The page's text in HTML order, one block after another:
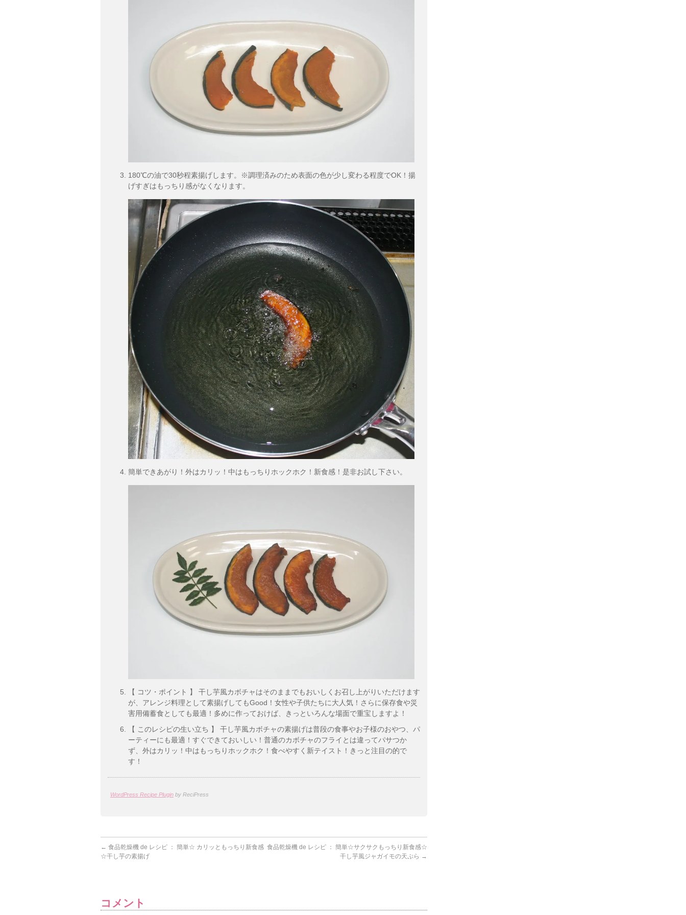
180℃の油で30秒程素揚げします。※調理済みのため表面の色が少し変わる程度でOK！揚
げすぎはもっちり感がなくなります。
簡単できあがり！外はカリッ！中はもっちりホックホク！新食感！是非お試し下さい。
【 コツ・ポイント 】 干し芋風カボチャはそのままでもおいしくお召し上がりいただけます
が、アレンジ料理として素揚げしてもGood！女性や子供たちに大人気！さらに保存食や災
害用備蓄食としても最適！多めに作っておけば、きっといろんな場面で重宝しますよ！
【 このレシピの生い立ち 】 干し芋風カボチャの素揚げは普段の食事やお子様のおやつ、パ
ーティーにも最適！すぐできておいしい！普通のカボチャのフライとは違ってパサつか
ず、外はカリッ！中はもっちりホックホク！食べやすく新テイスト！きっと注目の的で
す！
WordPress Recipe Plugin by ReciPress
← 食品乾燥機 de レシピ ： 簡単☆ カリッともっちり新食感
☆干し芋の素揚げ
食品乾燥機 de レシピ ： 簡単☆サクサクもっちり新食感☆
干し芋風ジャガイモの天ぷら →
コメント